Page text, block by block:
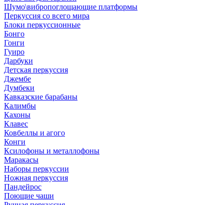
Шумо\вибропоглощающие платформы
Перкуссия со всего мира
Блоки перкуссионные
Бонго
Гонги
Гуиро
Дарбуки
Детская перкуссия
Джембе
Думбеки
Кавказские барабаны
Калимбы
Кахоны
Клавес
Ковбеллы и агого
Конги
Ксилофоны и металлофоны
Маракасы
Наборы перкуссии
Ножная перкуссия
Пандейрос
Поющие чаши